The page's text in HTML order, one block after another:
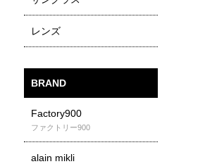
レンズ
BRAND
Factory900
ファクトリー900
alain mikli